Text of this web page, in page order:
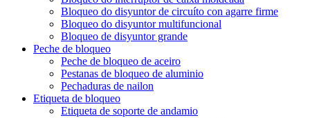
Bloqueo do disyuntor de circuíto con agarre firme
Bloqueo do disyuntor multifuncional
Bloqueo de disyuntor grande
Peche de bloqueo
Peche de bloqueo de aceiro
Pestanas de bloqueo de aluminio
Pechaduras de nailon
Etiqueta de bloqueo
Etiqueta de soporte de andamio